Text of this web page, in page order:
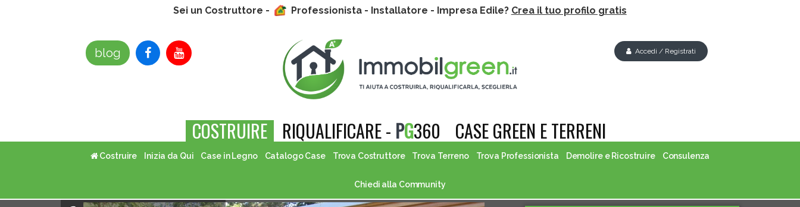
Sei un Costruttore - Professionista - Installatore - Impresa Edile? Crea il tuo profilo gratis
blog Accedi / Registrati
COSTRUIRE RIQUALIFICARE - PG360 CASE GREEN E TERRENI
Costruire Inizia da Qui Case in Legno Catalogo Case Trova Costruttore Trova Terreno Trova Professionista Demolire e Ricostruire Consulenza
Chiedi alla Community